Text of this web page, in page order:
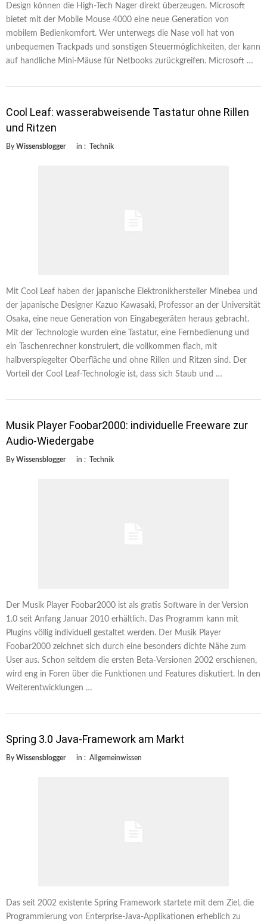
Design können die High-Tech Nager direkt überzeugen. Microsoft
bietet mit der Mobile Mouse 4000 eine neue Generation von
mobilem Bedienkomfort. Wer unterwegs die Nase voll hat von
unbequemen Trackpads und sonstigen Steuermöglichkeiten, der kann
auf handliche Mini-Mäuse für Netbooks zurückgreifen. Microsoft …
Cool Leaf: wasserabweisende Tastatur ohne Rillen
und Ritzen
By Wissensblogger in : Technik
Mit Cool Leaf haben der japanische Elektronikhersteller Minebea und
der japanische Designer Kazuo Kawasaki, Professor an der Universität
Osaka, eine neue Generation von Eingabegeräten heraus gebracht.
Mit der Technologie wurden eine Tastatur, eine Fernbedienung und
ein Taschenrechner konstruiert, die vollkommen flach, mit
halbverspiegelter Oberfläche und ohne Rillen und Ritzen sind. Der
Vorteil der Cool Leaf-Technologie ist, dass sich Staub und …
Musik Player Foobar2000: individuelle Freeware zur
Audio-Wiedergabe
By Wissensblogger in : Technik
Der Musik Player Foobar2000 ist als gratis Software in der Version
1.0 seit Anfang Januar 2010 erhältlich. Das Programm kann mit
Plugins völlig individuell gestaltet werden. Der Musik Player
Foobar2000 zeichnet sich durch eine besonders dichte Nähe zum
User aus. Schon seitdem die ersten Beta-Versionen 2002 erschienen,
wird eng in Foren über die Funktionen und Features diskutiert. In den
Weiterentwicklungen …
Spring 3.0 Java-Framework am Markt
By Wissensblogger in : Allgemeinwissen
Das seit 2002 existente Spring Framework startete mit dem Ziel, die
Programmierung von Enterprise-Java-Applikationen erheblich zu